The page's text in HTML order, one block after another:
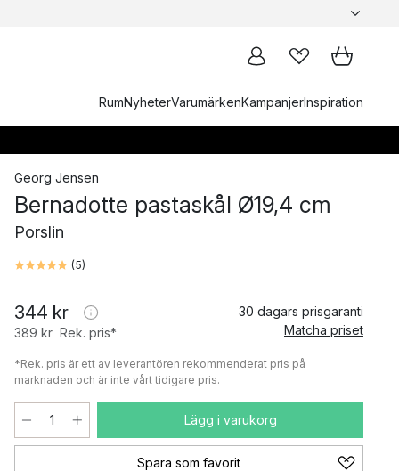
RumNyheterVarumärkenKampanjerInspiration
Georg Jensen
Bernadotte pastaskål Ø19,4 cm
Porslin
(5)
344 kr
389 kr Rek. pris*
30 dagars prisgaranti
Matcha priset
*Rek. pris är ett av leverantören rekommenderat pris på
marknaden och är inte vårt tidigare pris.
Lägg i varukorg
Spara som favorit